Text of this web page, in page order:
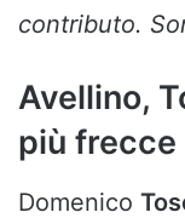
contributo.
Avellino,
più frecce
Domenico